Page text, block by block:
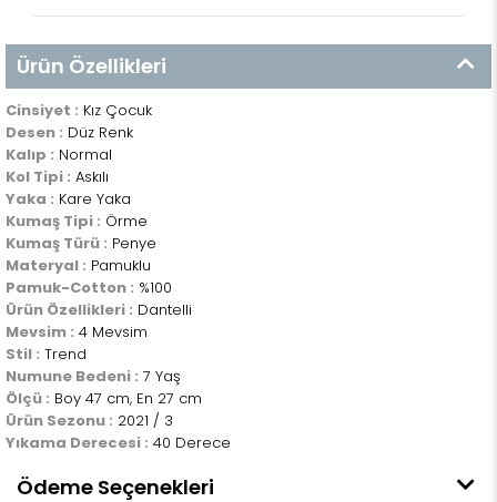
Ürün Özellikleri
Cinsiyet : Kız Çocuk
Desen : Düz Renk
Kalıp : Normal
Kol Tipi : Askılı
Yaka : Kare Yaka
Kumaş Tipi : Örme
Kumaş Türü : Penye
Materyal : Pamuklu
Pamuk-Cotton : %100
Ürün Özellikleri : Dantelli
Mevsim : 4 Mevsim
Stil : Trend
Numune Bedeni : 7 Yaş
Ölçü : Boy 47 cm, En 27 cm
Ürün Sezonu : 2021 / 3
Yıkama Derecesi : 40 Derece
Ödeme Seçenekleri